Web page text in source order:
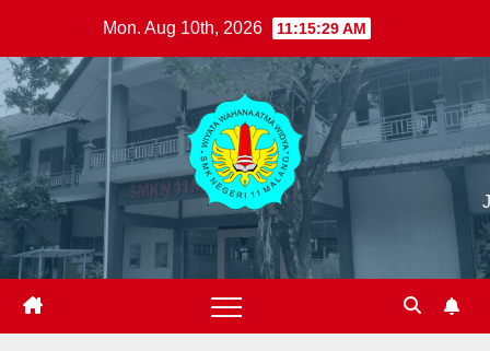
content
Mon. Aug 10th, 2026 11:15:30 AM